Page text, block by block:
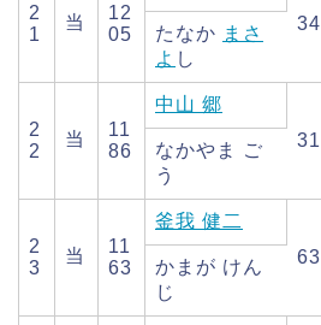
2
1
当
12
05
34
たなか まさ
よ し
2
2
当
11
86
中山 郷
31
なかやま ご
う
2
3
当
11
63
釜我 健二
63
かまが けん
じ